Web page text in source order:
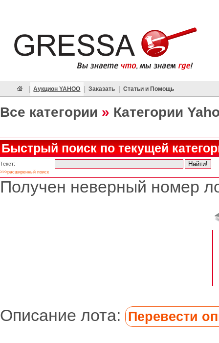
Аукцион YAHOO Заказать Статьи и Помощь
Все категории » Категории
Быстрый поиск по текущей
Текст:
>>>расширенный поиск
Получен неверный номер
Описание лота: Перевести